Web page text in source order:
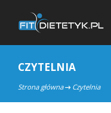
CZYTELNIA
Strona główna Czytelnia